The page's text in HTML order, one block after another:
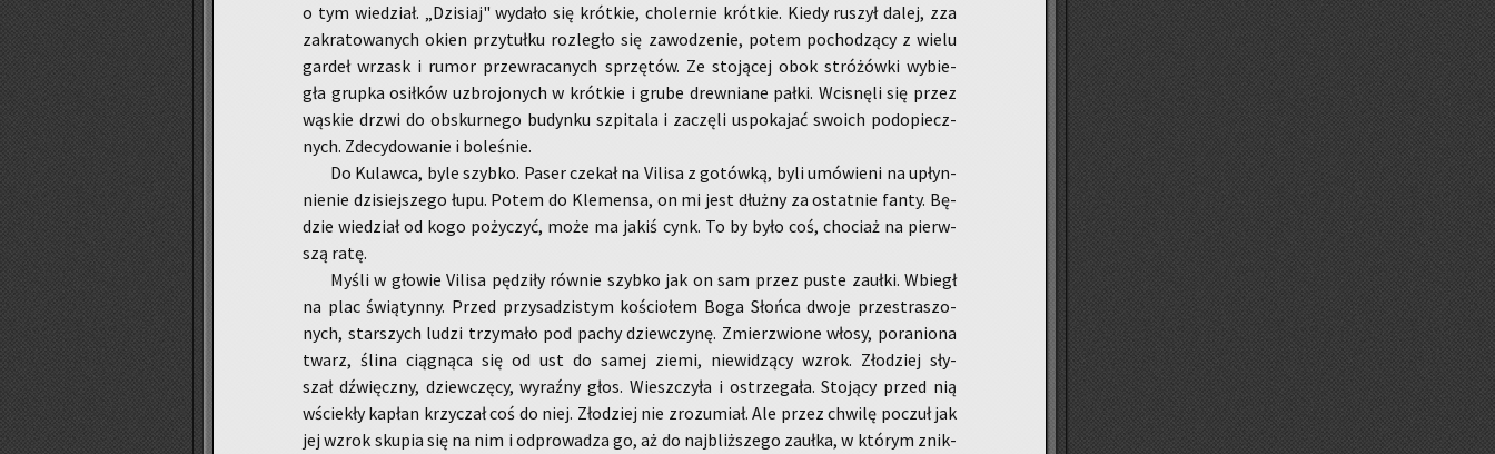
o tym wie­dział. „Dzi­siaj" wy­da­ło się krót­kie, cho­ler­nie krót­kie. Kiedy ru­szył dalej, zza
za­kra­to­wa­nych okien przy­tuł­ku roz­le­gło się za­wo­dze­nie, potem po­cho­dzą­cy z wielu
gar­deł wrzask i rumor prze­wra­ca­nych sprzę­tów. Ze sto­ją­cej obok stró­żów­ki wy­bie­
gła grup­ka osił­ków uzbro­jo­nych w krót­kie i grube drew­nia­ne pałki. Wci­snę­li się przez
wą­skie drzwi do ob­skur­ne­go bu­dyn­ku szpi­ta­la i za­czę­li uspo­ka­jać swo­ich pod­opiecz­
nych. Zde­cy­do­wa­nie i bo­le­śnie.
Do Ku­law­ca, byle szyb­ko. Paser cze­kał na Vi­li­sa z go­tów­ką, byli umó­wie­ni na upłyn­
nie­nie dzi­siej­sze­go łupu. Potem do Kle­men­sa, on mi jest dłuż­ny za ostat­nie fanty. Bę­
dzie wie­dział od kogo po­ży­czyć, może ma jakiś cynk. To by było coś, cho­ciaż na pierw­
szą ratę.
Myśli w gło­wie Vi­li­sa pę­dzi­ły rów­nie szyb­ko jak on sam przez puste za­uł­ki. Wbiegł
na plac świą­tyn­ny. Przed przy­sa­dzi­stym ko­ścio­łem Boga Słoń­ca dwoje prze­stra­szo­
nych, star­szych ludzi trzy­ma­ło pod pachy dziew­czy­nę. Zmierz­wio­ne włosy, po­ra­nio­na
twarz, ślina cią­gną­ca się od ust do samej ziemi, nie­wi­dzą­cy wzrok. Zło­dziej sły­
szał dźwięcz­ny, dziew­czę­cy, wy­raź­ny głos. Wiesz­czy­ła i ostrze­ga­ła. Sto­ją­cy przed nią
wście­kły ka­płan krzy­czał coś do niej. Zło­dziej nie zro­zu­miał. Ale przez chwi­lę po­czuł jak
jej wzrok sku­pia się na nim i od­pro­wa­dza go, aż do naj­bliż­sze­go za­uł­ka, w któ­rym znik­